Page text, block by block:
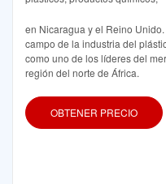
en Nicaragua y el Reino
campo de la industria del
como uno de los líderes del
región del norte de África.
OBTENER PRECIO